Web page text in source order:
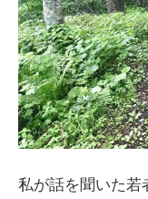
私が話を聞いた若